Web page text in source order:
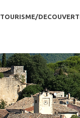
TOURISME/